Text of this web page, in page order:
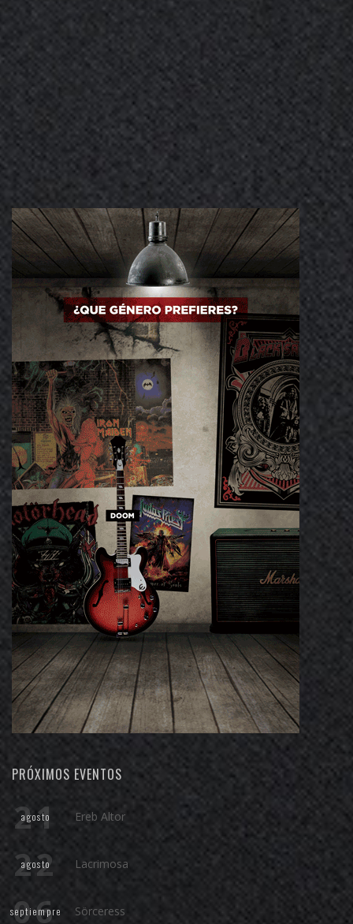
PRÓXIMOS EVENTOS
21
agosto Ereb Altor
22
agosto Lacrimosa
06
septiempre Sörceress